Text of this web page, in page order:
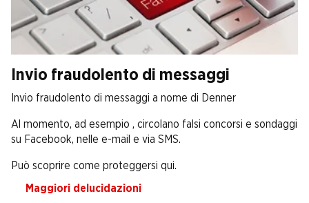
Invio fraudolento di messaggi
Invio fraudolento di messaggi a nome di Denner
Al momento, ad esempio , circolano falsi concorsi e sondaggi
su Facebook, nelle e-mail e via SMS.
Può scoprire come proteggersi qui.
Maggiori delucidazioni